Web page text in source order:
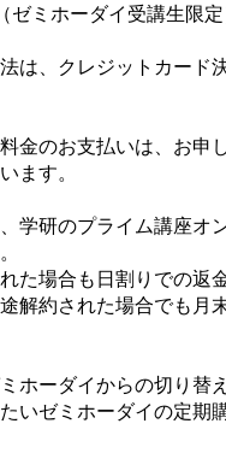
ミホーダイ受講生限定
は、クレジットカード
金のお支払いは、お申
ます。
学研のプライム講座オ
た場合も日割りでの返
解約された場合でも月
ーダイからの切り替
いゼミホーダイの定期